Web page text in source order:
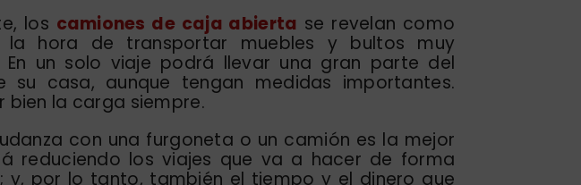
los camiones de caja abierta se revelan como
hora de transportar muebles y bultos muy
En un solo viaje podrá llevar una gran parte del
su casa, aunque tengan medidas importantes.
bien la carga siempre.
con una furgoneta o un camión es la mejor
reduciendo los viajes que va a hacer de forma
y, por lo tanto, también el tiempo y el dinero que